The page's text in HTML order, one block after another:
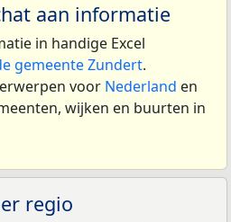
aan informatie
in handige Excel
gemeente Zundert.
voor Nederland en
wijken en buurten in
regio